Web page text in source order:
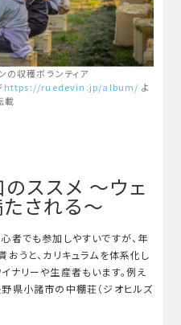
の収穫ボランティア
https://ruedevin.jp/album/ よ
載
ススメ ～ウェ
される～
者でも参加しやすいですが、年
うと、カリキュラムを体系化し
ナリーや生産者もいます。例え
県小諸市の中棚荘（ジオヒルズ